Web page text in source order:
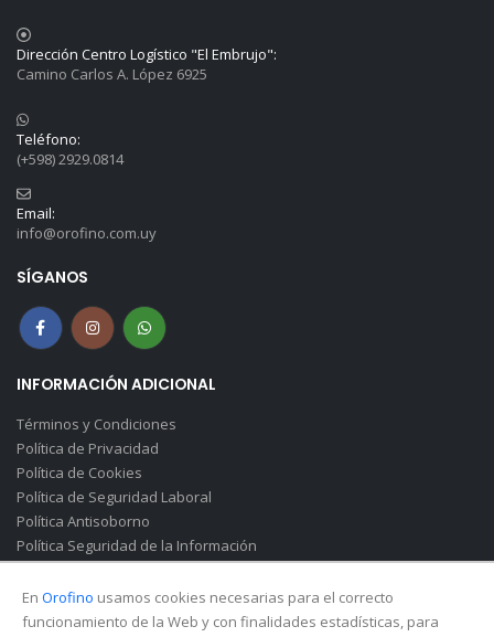
Dirección Centro Logístico "El Embrujo":
Camino Carlos A. López 6925
Teléfono:
(+598) 2929.0814
Email:
info@orofino.com.uy
SÍGANOS
INFORMACIÓN ADICIONAL
Términos y Condiciones
Política de Privacidad
Política de Cookies
Política de Seguridad Laboral
Política Antisoborno
Política Seguridad de la Información
Canal de Denuncias(Soborno)
En Orofino usamos cookies necesarias para el correcto
funcionamiento de la Web y con finalidades estadísticas, para